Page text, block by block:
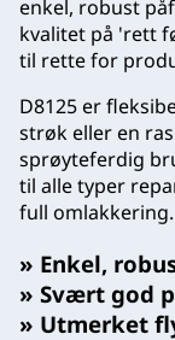
enkel, robust
kvalitet på 'rett
til rette for
D8125 er
strøk eller en
sprøyteferdig
til alle typer
full omlakkering.
» Enkel,
» Svært god
» Utmerket